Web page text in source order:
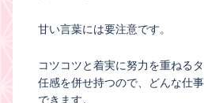
甘い言葉には要注意です。
コツコツと着実に努力を重ねる
任感を併せ持つので、どんな仕
できます。